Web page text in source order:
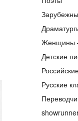
Женщины
Детские
Русские